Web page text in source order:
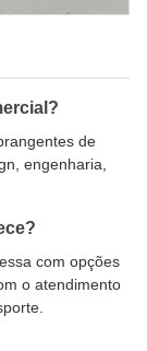
de
engenharia,
com opções
o atendimento